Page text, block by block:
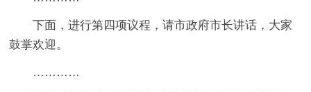
下面，进行第四项议程，请市政府市长讲话，大家
鼓掌欢迎。
…………